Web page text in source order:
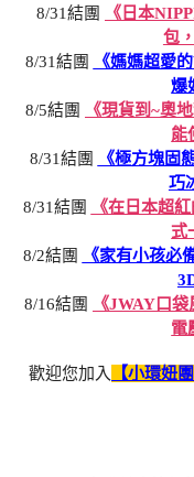
8/31結團
《日本
包
8/31結團
《媽媽超愛
爆
8/5結團
《現貨到~奧
能
8/31結團
《極方塊固
巧
8/31結團
《在日本超
式
8/2結團
《家有小孩必
8/16結團
《JWAY口
電
歡迎您加入 【小環妞